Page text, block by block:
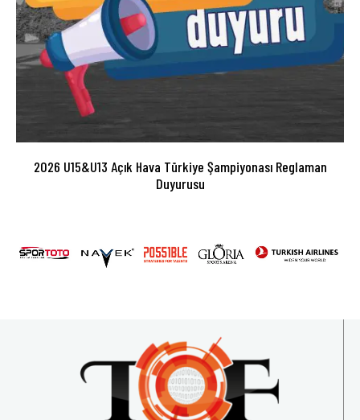
2026 U15&U13 Açık Hava Türkiye Şampiyonası Reglaman
Duyurusu